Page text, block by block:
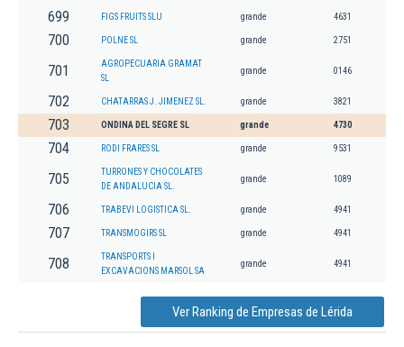
699 FIGS FRUITS SLU grande 4631
700 POLNE SL grande 2751
701
AGROPECUARIA GRAMAT
SL
grande 0146
702 CHATARRAS J. JIMENEZ SL. grande 3821
703 ONDINA DEL SEGRE SL grande 4730
704 RODI FRARES SL grande 9531
705
TURRONES Y CHOCOLATES
DE ANDALUCIA SL.
grande 1089
706 TRABEVI LOGISTICA SL. grande 4941
707 TRANSMOGIRS SL grande 4941
708
TRANSPORTS I
EXCAVACIONS MARSOL SA
grande 4941
Ver Ranking de Empresas de Lérida